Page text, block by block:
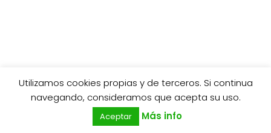
0
Utilizamos cookies propias y de terceros. Si continua
navegando, consideramos que acepta su uso.
Aceptar Más info